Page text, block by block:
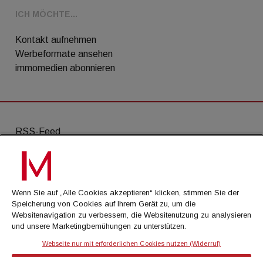
ICH MÖCHTE...
Kontakt aufnehmen
Werbeformate ansehen
immomedien abonnieren
RSS-Feed
AGB
Datenschutz
Kontakt
Impressum
Wenn Sie auf „Alle Cookies akzeptieren“ klicken, stimmen Sie der
Speicherung von Cookies auf Ihrem Gerät zu, um die
Websitenavigation zu verbessern, die Websitenutzung zu analysieren
und unsere Marketingbemühungen zu unterstützen.
Webseite nur mit erforderlichen Cookies nutzen (Widerruf)